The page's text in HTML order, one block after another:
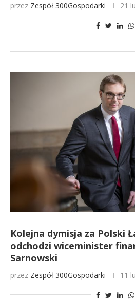
przez Zespół 300Gospodarki 21
Kolejna dymisja za Polski
odchodzi wiceminister
Sarnowski
przez Zespół 300Gospodarki 11